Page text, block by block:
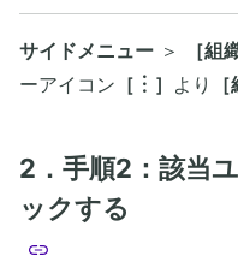
サイドメニュー ＞ ［組
ーアイコン ［︙］ より
2．手順2：該当
ックする